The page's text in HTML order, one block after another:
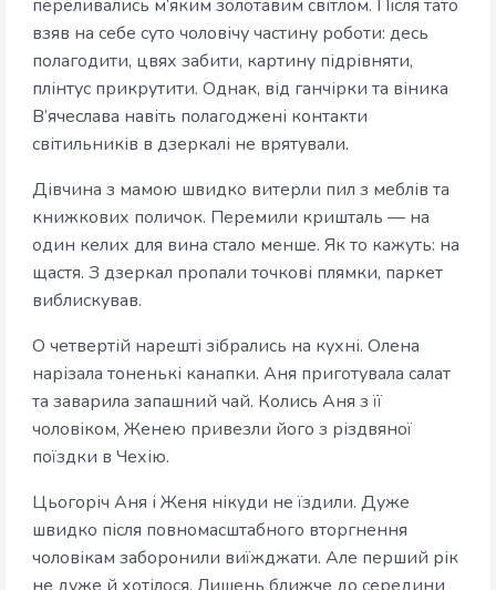
переливались м’яким золотавим світлом. Після тато
взяв на себе суто чоловічу частину роботи: десь
полагодити, цвях забити, картину підрівняти,
плінтус прикрутити. Однак, від ганчірки та віника
В’ячеслава навіть полагоджені контакти
світильників в дзеркалі не врятували.
Дівчина з мамою швидко витерли пил з меблів та
книжкових поличок. Перемили кришталь — на
один келих для вина стало менше. Як то кажуть: на
щастя. З дзеркал пропали точкові плямки, паркет
виблискував.
О четвертій нарешті зібрались на кухні. Олена
нарізала тоненькі канапки. Аня приготувала салат
та заварила запашний чай. Колись Аня з її
чоловіком, Женею привезли його з різдвяної
поїздки в Чехію.
Цьогоріч Аня і Женя нікуди не їздили. Дуже
швидко після повномасштабного вторгнення
чоловікам заборонили виїжджати. Але перший рік